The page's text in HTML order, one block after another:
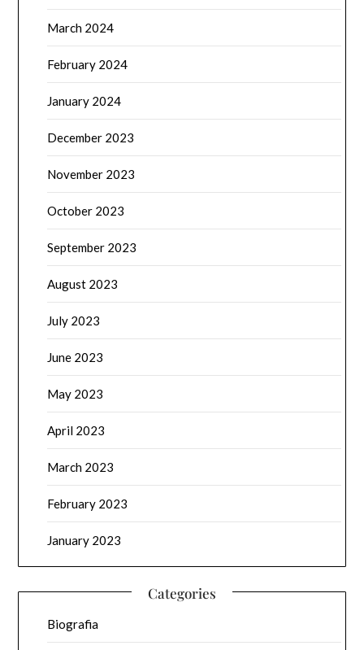
March 2024
February 2024
January 2024
December 2023
November 2023
October 2023
September 2023
August 2023
July 2023
June 2023
May 2023
April 2023
March 2023
February 2023
January 2023
Categories
Biografia